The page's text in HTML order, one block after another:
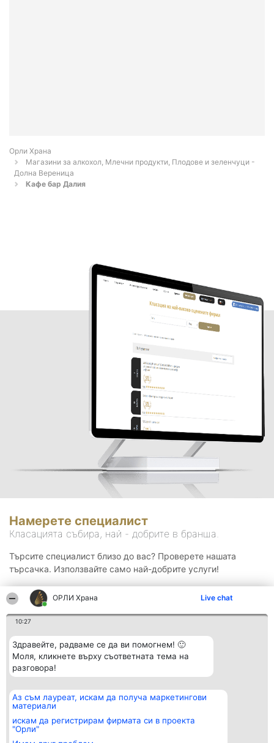
ОРЛИ Храна Live chat
10:27
Здравейте, радваме се да ви помогнем! 🙂
Моля, кликнете върху съответната тема на
разговора!
Аз съм лауреат, искам да получа маркетингови
материали
искам да регистрирам фирмата си в проекта
"Орли"
Орли Храна
Магазини за алкохол, Млечни продукти, Плодове и зеленчуци -
Долна Вереница
Кафе бар Далия
Намерете специалист
Класацията събира, най - добрите в бранша.
Търсите специалист близо до вас? Проверете нашата
търсачка. Използвайте само най-добрите услуги!
Организатор на
класиране
BulevardulAleea Timișul De
Sus Nr. 2, Bl. A30, Sc. A, Et.
Класация
всички
Контакти